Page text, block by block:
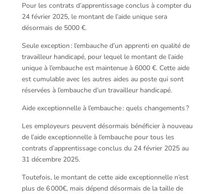
Pour les contrats d’apprentissage conclus à compter du
24 février 2025, le montant de l’aide unique sera
désormais de 5000 €.
Seule exception : l’embauche d’un apprenti en qualité de
travailleur handicapé, pour lequel le montant de l’aide
unique à l’embauche est maintenue à 6000 €. Cette aide
est cumulable avec les autres aides au poste qui sont
réservées à l’embauche d’un travailleur handicapé.
Aide exceptionnelle à l’embauche : quels changements ?
Les employeurs peuvent désormais bénéficier à nouveau
de l’aide exceptionnelle à l’embauche pour tous les
contrats d’apprentissage conclus du 24 février 2025 au
31 décembre 2025.
Toutefois, le montant de cette aide exceptionnelle n’est
plus de 6 000€, mais dépend désormais de la taille de